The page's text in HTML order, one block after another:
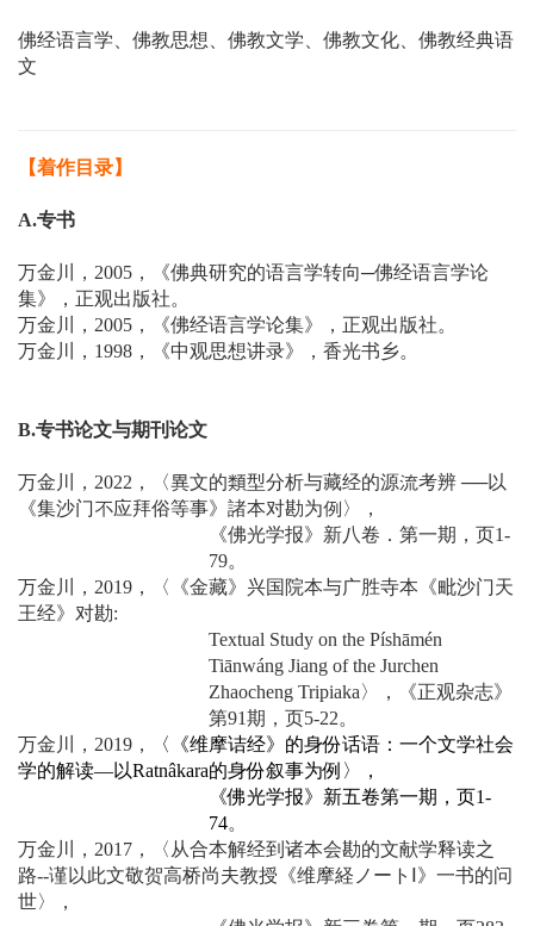
佛经语言学、佛教思想、佛教文学、佛教文化、佛教经典语
文
【着作目录】
A.专书
万金川，2005，《佛典研究的语言学转向─佛经语言学论
集》，正观出版社。
万金川，2005，《佛经语言学论集》，正观出版社。
万金川，1998，《中观思想讲录》，香光书乡。
B.专书论文与期刊论文
万金川，2022，〈異文的類型分析与藏经的源流考辨 ──以
《集沙门不应拜俗等事》諸本对勘为例〉，
《佛光学报》新八卷．第一期，页1-
79。
万金川，2019，〈《金藏》兴国院本与广胜寺本《毗沙门天
王经》对勘:
Textual Study on the Píshāmén
Tiānwáng Jiang of the Jurchen
Zhaocheng Tripiaka〉，《正观杂志》
第91期，页5-22。
万金川，2019，
〈《维摩诘经》的身份话语：一个文学社会
学的解读—以Ratnâkara的身份叙事为例〉，
《佛光学报》新五卷第一期，页1-
74。
万金川，2017，〈从合本解经到诸本会勘的文献学释读之
路--谨以此文敬贺高桥尚夫教授《维摩経ノートⅠ》一书的问
世〉，